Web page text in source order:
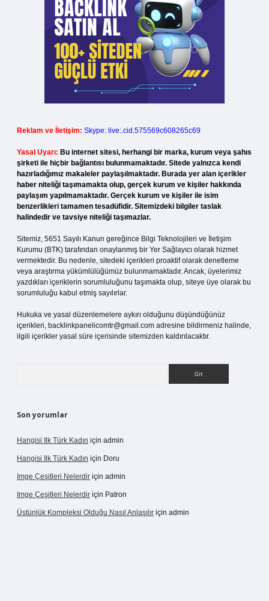
Reklam ve İletişim: Skype: live:.cid.575569c608265c69
Yasal Uyarı: Bu internet sitesi, herhangi bir marka, kurum veya şahıs
şirketi ile hiçbir bağlantısı bulunmamaktadır. Sitede yalnızca kendi
hazırladığımız makaleler paylaşılmaktadır. Burada yer alan içerikler
haber niteliği taşımamakta olup, gerçek kurum ve kişiler hakkında
paylaşım yapılmamaktadır. Gerçek kurum ve kişiler ile isim
benzerlikleri tamamen tesadüfidir. Sitemizdeki bilgiler taslak
halindedir ve tavsiye niteliği taşımazlar.
Sitemiz, 5651 Sayılı Kanun gereğince Bilgi Teknolojileri ve İletişim
Kurumu (BTK) tarafından onaylanmış bir Yer Sağlayıcı olarak hizmet
vermektedir. Bu nedenle, sitedeki içerikleri proaktif olarak denetleme
veya araştırma yükümlülüğümüz bulunmamaktadır. Ancak, üyelerimiz
yazdıkları içeriklerin sorumluluğunu taşımakta olup, siteye üye olarak bu
sorumluluğu kabul etmiş sayılırlar.
Hukuka ve yasal düzenlemelere aykırı olduğunu düşündüğünüz
içerikleri, backlinkpanelicomtr@gmail.com adresine bildirmeniz halinde,
ilgili içerikler yasal süre içerisinde sitemizden kaldırılacaktır.
Son yorumlar
Hangisi Ilk Türk Kadın için admin
Hangisi Ilk Türk Kadın için Doru
Imge Çeşitleri Nelerdir için admin
Imge Çeşitleri Nelerdir için Patron
Üstünlük Kompleksi Olduğu Nasıl Anlaşılır için admin